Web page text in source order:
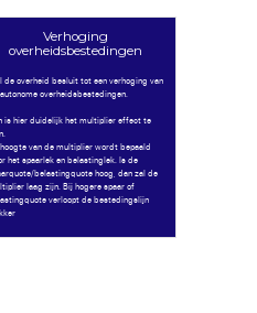
Verhoging
overheidsbestedingen
de overheid besluit tot een verhoging van
overheidsbestedingen.
is hier duidelijk het multiplier effect te
hoogte van de multiplier wordt bepaald
het spaarlek en belastinglek. Is de
belastingquote hoog, dan zal de
laag zijn. Bij hogere spaar of
verloopt de bestedingslijn